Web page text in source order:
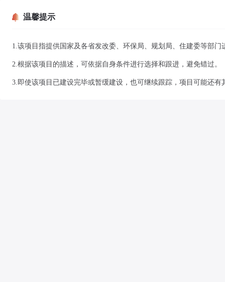
温馨提示
1.该项目指提供国家及各省发改委、环保局、规划局、住建委等部
2.根据该项目的描述，可依据自身条件进行选择和跟进，避免错过。
3.即使该项目已建设完毕或暂缓建设，也可继续跟踪，项目可能还有